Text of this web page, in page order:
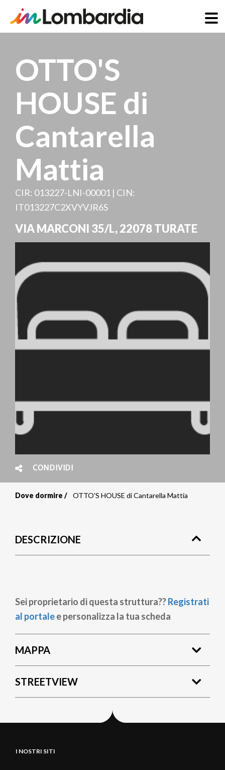
contenuto
principale
OTTO'S
HOUSE di
Cantarella
Mattia
CIR: 013227-LNI-00001 | CIN:
IT013227C2XVYVJR6S
VIA MARCONI 35/L,22078TURATE
CONDIVIDI
pane
Dove dormire OTTO'S HOUSE di Cantarella Mattia
DESCRIZIONE
Sei proprietario di questa struttura??Registrati
al portalee personalizza la tua scheda
MAPPA
STREETVIEW
I NOSTRI SITI